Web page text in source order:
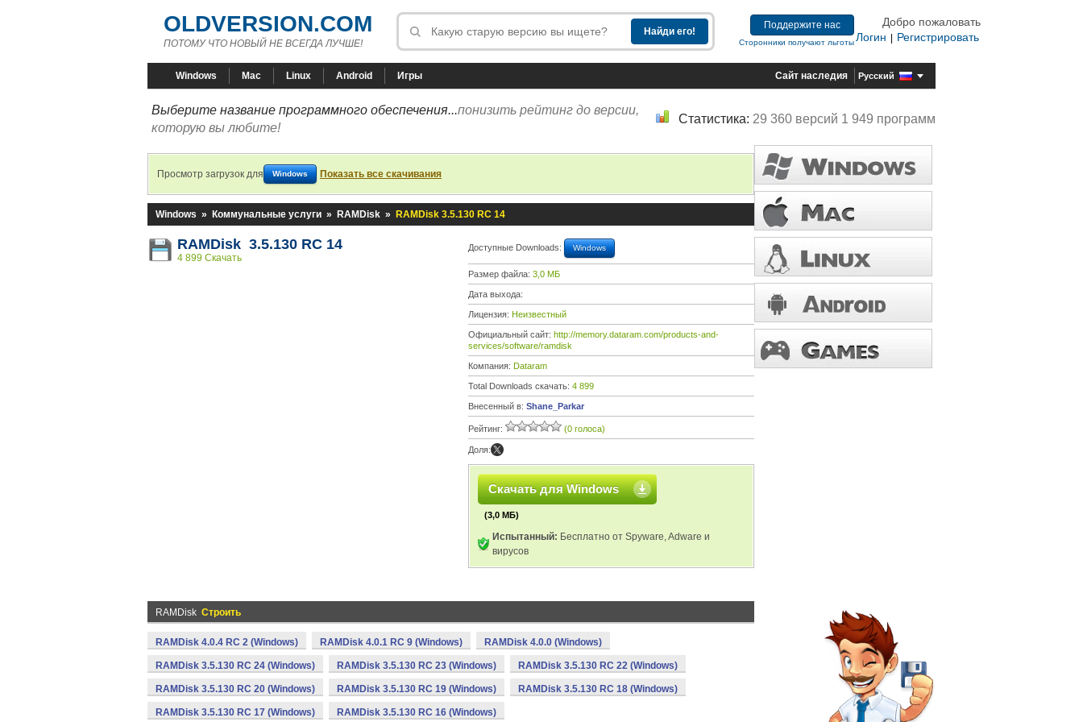
OLDVERSION.COM
ПОТОМУ ЧТО НОВЫЙ НЕ ВСЕГДА ЛУЧШЕ!
Поддержите нас
Сторонники получают льготы
Добро пожаловать
Логин
Регистрировать
Windows Mac Linux Android Игры Сайт наследия Русский
Выберите название программного обеспечения...понизить рейтинг до версии,
которую вы любите!
Статистика: 29 360 версий 1 949 программ
Просмотр загрузок для Windows Показать все скачивания
Windows » Коммунальные услуги » RAMDisk » RAMDisk 3.5.130 RC 14
RAMDisk 3.5.130 RC 14
4 899 Скачать
Доступные Downloads: Windows
Размер файла: 3,0 МБ
Дата выхода:
Лицензия: Неизвестный
Официальный сайт: http://memory.dataram.com/products-and-
services/software/ramdisk
Компания: Dataram
Total Downloads скачать: 4 899
Внесенный в: Shane_Parkar
Рейтинг: (0 голоса)
Доля:
Скачать для Windows
(3,0 МБ)
Испытанный: Бесплатно от Spyware, Adware и
вирусов
RAMDisk Строить
RAMDisk 4.0.4 RC 2 (Windows) RAMDisk 4.0.1 RC 9 (Windows) RAMDisk 4.0.0 (Windows)
RAMDisk 3.5.130 RC 24 (Windows) RAMDisk 3.5.130 RC 23 (Windows) RAMDisk 3.5.130 RC 22 (Windows)
RAMDisk 3.5.130 RC 20 (Windows) RAMDisk 3.5.130 RC 19 (Windows) RAMDisk 3.5.130 RC 18 (Windows)
RAMDisk 3.5.130 RC 17 (Windows) RAMDisk 3.5.130 RC 16 (Windows)